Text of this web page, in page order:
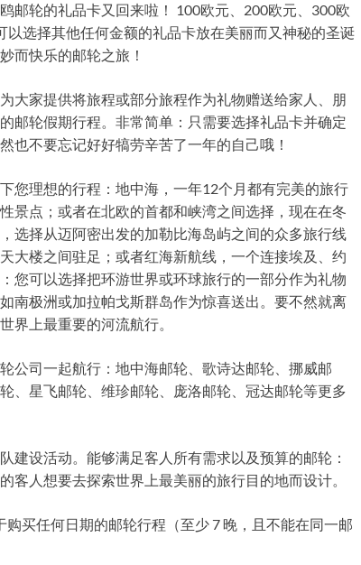
邮轮的礼品卡又回来啦！ 100欧元、200欧元、300欧
选择其他任何金额的礼品卡放在美丽而又神秘的圣诞
而快乐的邮轮之旅！
大家提供将旅程或部分旅程作为礼物赠送给家人、朋
邮轮假期行程。非常简单：只需要选择礼品卡并确定
也不要忘记好好犒劳辛苦了一年的自己哦！
您理想的行程：地中海，一年12个月都有完美的旅行
景点；或者在北欧的首都和峡湾之间选择，现在在冬
选择从迈阿密出发的加勒比海岛屿之间的众多旅行线
大楼之间驻足；或者红海新航线，一个连接埃及、约
您可以选择把环游世界或环球旅行的一部分作为礼物
南极洲或加拉帕戈斯群岛作为惊喜送出。要不然就离
界上最重要的河流航行。
公司一起航行：地中海邮轮、歌诗达邮轮、挪威邮
、星飞邮轮、维珍邮轮、庞洛邮轮、冠达邮轮等更多
建设活动。能够满足客人所有需求以及预算的邮轮：
人想要去探索世界上最美丽的旅行目的地而设计。
买任何日期的邮轮行程（至少 7 晚，且不能在同一邮